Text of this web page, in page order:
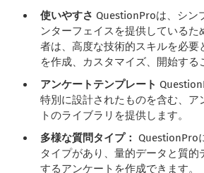
使いやすさQuestionProは、シン
ンターフェイスを提供しているた
者は、高度な技術的スキルを必要
を作成、カスタマイズ、開始する
アンケートテンプレート
特別に設計されたものを含む、ア
トのライブラリを提供します。
多様な質問タイプ：QuestionPro
タイプがあり、量的データと質的
するアンケートを作成できます。